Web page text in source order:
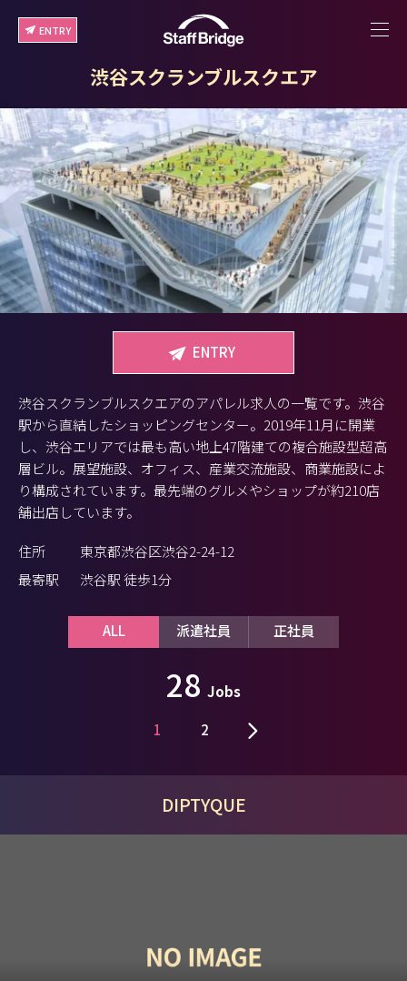
ENTRY
渋谷スクランブルスクエア
ENTRY
渋谷スクランブルスクエアのアパレル求人の一覧です。渋谷
駅から直結したショッピングセンター。2019年11月に開業
し、渋谷エリアでは最も高い地上47階建ての複合施設型超高
層ビル。展望施設、オフィス、産業交流施設、商業施設によ
り構成されています。最先端のグルメやショップが約210店
舗出店しています。
住所
東京都渋谷区渋谷2-24-12
最寄駅
渋谷駅 徒歩1分
ALL 派遣社員 正社員
28 Jobs
1 2
DIPTYQUE